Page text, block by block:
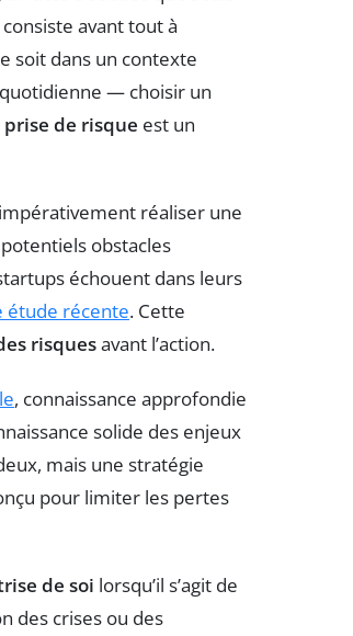
avant tout à
soit dans un contexte
— choisir un
prise de risque est un
réaliser une
obstacles
échouent dans leurs
étude récente. Cette
risquesavant l’action.
, connaissance approfondie
solide des enjeux
mais une stratégie
pour limiter les pertes
de soi lorsqu’il s’agit de
des crises ou des